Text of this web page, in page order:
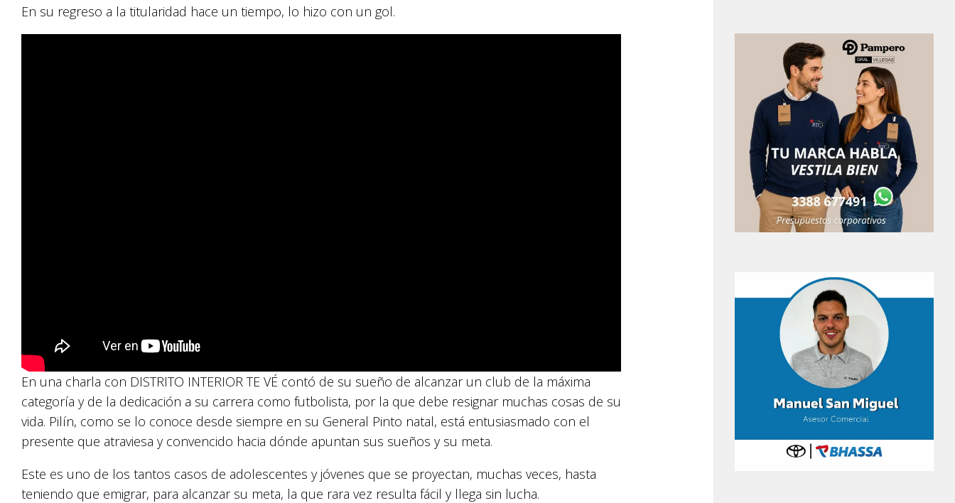
En su regreso a la titularidad hace un tiempo, lo hizo con un gol.
En una charla con DISTRITO INTERIOR TE VÉ contó de su sueño de alcanzar un club de la máxima
categoría y de la dedicación a su carrera como futbolista, por la que debe resignar muchas cosas de su
vida. Pilín, como se lo conoce desde siempre en su General Pinto natal, está entusiasmado con el
presente que atraviesa y convencido hacia dónde apuntan sus sueños y su meta.
Este es uno de los tantos casos de adolescentes y jóvenes que se proyectan, muchas veces, hasta
teniendo que emigrar, para alcanzar su meta, la que rara vez resulta fácil y llega sin lucha.